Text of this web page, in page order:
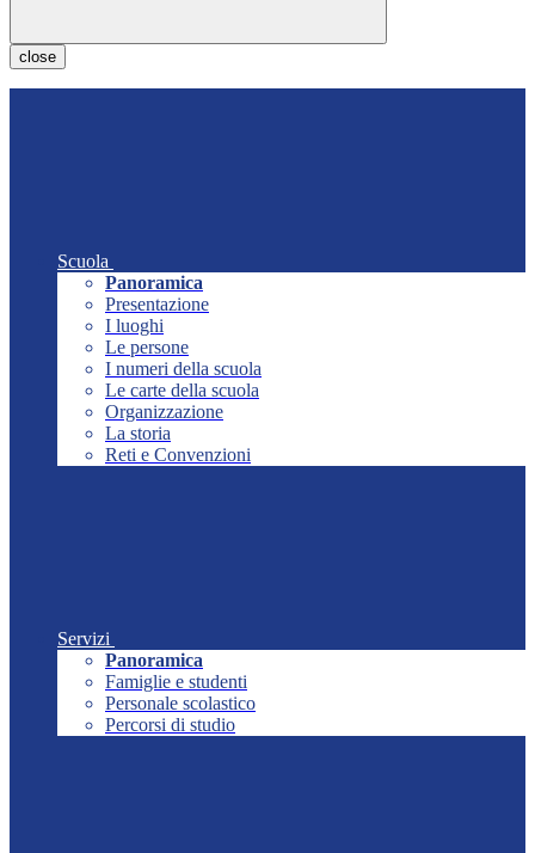
close
Scuola
Panoramica
Presentazione
I luoghi
Le persone
I numeri della scuola
Le carte della scuola
Organizzazione
La storia
Reti e Convenzioni
Servizi
Panoramica
Famiglie e studenti
Personale scolastico
Percorsi di studio